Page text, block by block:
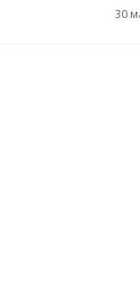
30